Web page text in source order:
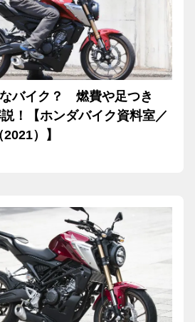
バイク？ 燃費や足つき
！【ホンダバイク資料室／
）】